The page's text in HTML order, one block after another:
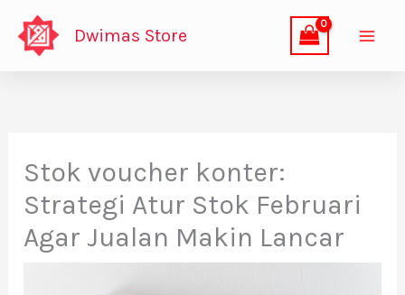
Lewati
Dwimas Store
Stok voucher konter:
Strategi Atur Stok Februari
Agar Jualan Makin Lancar